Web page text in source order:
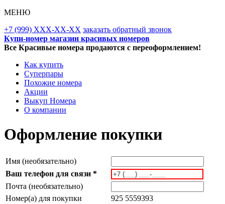
МЕНЮ
+7 (999) XXX-XX-XX заказать обратный звонок
Купи-номер магазин красивых номеров
Все Красивые номера продаются с переоформлением!
Как купить
Суперпары
Похожие номера
Акции
Выкуп Номера
О компании
Оформление покупки
Имя (необязательно)
Ваш телефон для связи *
Почта (необязательно)
Номер(а) для покупки
925 5559393